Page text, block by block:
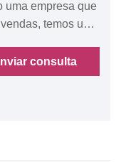
uma empresa que
temos uma
de
nossos clientes
consulta